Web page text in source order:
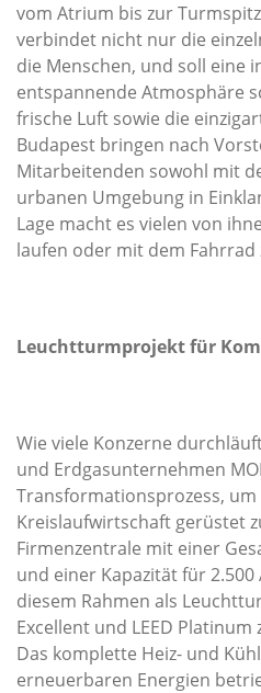
vom Atrium bis zur
verbindet nicht nur die
die Menschen, und soll eine
entspannende Atmosphäre
frische Luft sowie die
Budapest bringen nach
Mitarbeitenden sowohl mit
urbanen Umgebung in
Lage macht es vielen von
laufen oder mit dem Fahrrad
Leuchtturmprojekt für
Wie viele Konzerne
und Erdgasunternehmen
Transformationsprozess,
Kreislaufwirtschaft gerüstet
Firmenzentrale mit einer
und einer Kapazität für
diesem Rahmen als
Excellent und LEED
Das komplette Heiz- und
erneuerbaren Energien